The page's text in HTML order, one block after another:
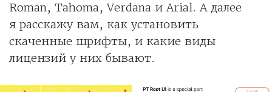
Roman, Tahoma, Verdana и Arial. А далее
я расскажу вам, как установить
скаченные шрифты, и какие виды
лицензий у них бывают.